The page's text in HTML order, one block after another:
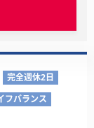
完全週休2日
フバランス